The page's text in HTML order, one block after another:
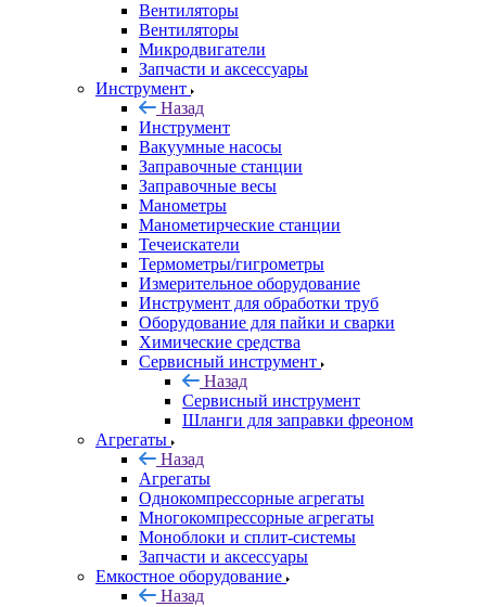
Вентиляторы
Вентиляторы
Микродвигатели
Запчасти и аксессуары
Инструмент
Назад
Инструмент
Вакуумные насосы
Заправочные станции
Заправочные весы
Манометры
Манометирческие станции
Течеискатели
Термометры/гигрометры
Измерительное оборудование
Инструмент для обработки труб
Оборудование для пайки и сварки
Химические средства
Сервисный инструмент
Назад
Сервисный инструмент
Шланги для заправки фреоном
Агрегаты
Назад
Агрегаты
Однокомпрессорные агрегаты
Многокомпрессорные агрегаты
Моноблоки и сплит-системы
Запчасти и аксессуары
Емкостное оборудование
Назад